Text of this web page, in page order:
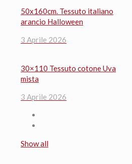
50x160cm. Tessuto italiano
arancio Halloween
3 Aprile 2026
30×110 Tessuto cotone Uva
mista
3 Aprile 2026
Show all